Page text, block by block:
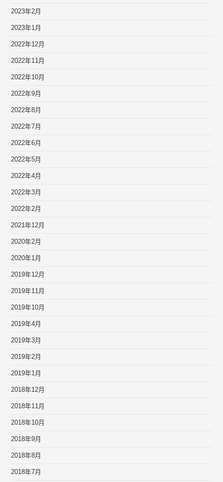
2023年2月
2023年1月
2022年12月
2022年11月
2022年10月
2022年9月
2022年8月
2022年7月
2022年6月
2022年5月
2022年4月
2022年3月
2022年2月
2021年12月
2020年2月
2020年1月
2019年12月
2019年11月
2019年10月
2019年4月
2019年3月
2019年2月
2019年1月
2018年12月
2018年11月
2018年10月
2018年9月
2018年8月
2018年7月